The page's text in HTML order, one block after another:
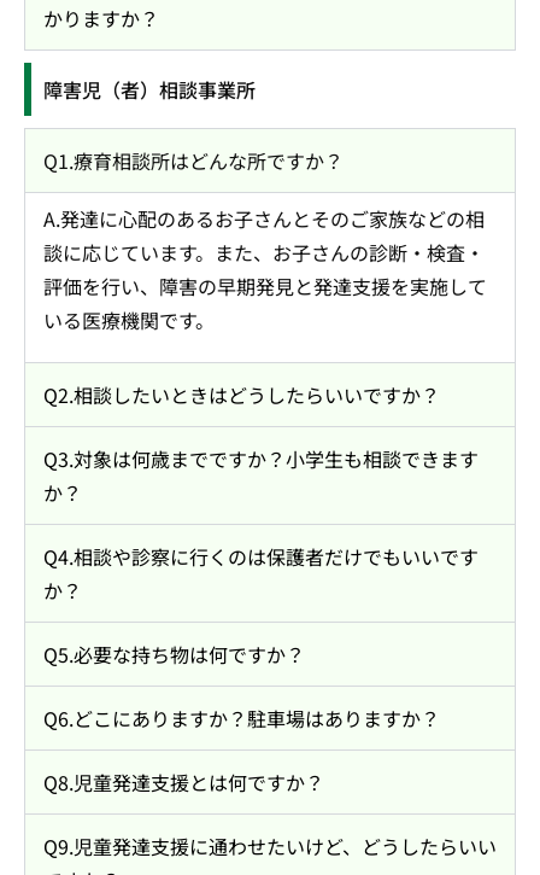
かりますか？
障害児（者）相談事業所
Q1.療育相談所はどんな所ですか？
A.発達に心配のあるお子さんとそのご家族などの相
談に応じています。また、お子さんの診断・検査・
評価を行い、障害の早期発見と発達支援を実施して
いる医療機関です。
Q2.相談したいときはどうしたらいいですか？
Q3.対象は何歳までですか？小学生も相談できます
か？
Q4.相談や診察に行くのは保護者だけでもいいです
か？
Q5.必要な持ち物は何ですか？
Q6.どこにありますか？駐車場はありますか？
Q8.児童発達支援とは何ですか？
Q9.児童発達支援に通わせたいけど、どうしたらいい